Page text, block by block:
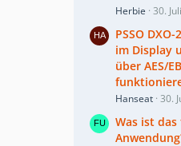
Herbie 30.
PSSO
im Display
über AES/
Hanseat 30.
Was ist